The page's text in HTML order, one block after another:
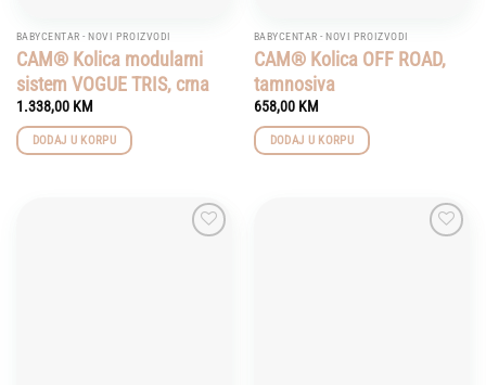
BABYCENTAR - NOVI PROIZVODI
CAM® Kolica modularni
sistem VOGUE TRIS, crna
1.338,00 KM
DODAJ U KORPU
BABYCENTAR - NOVI PROIZVODI
CAM® Kolica OFF ROAD,
tamnosiva
658,00 KM
DODAJ U KORPU